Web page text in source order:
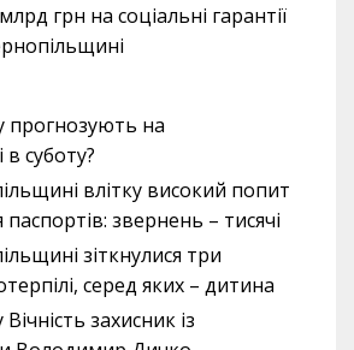
грн на соціальні гарантії
прогнозують на
суботу?
влітку високий попит
звернень – тисячі
зіткнулися три
серед яких – дитина
захисник із